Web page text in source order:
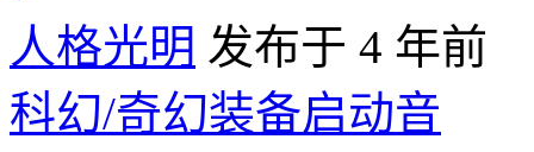
人格光明 发布于 4 年前
科幻/奇幻装备启动音